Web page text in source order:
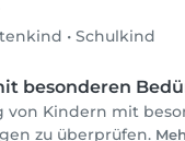
• Schulkind
besonderen
von Kindern mit
zu überprüfen.